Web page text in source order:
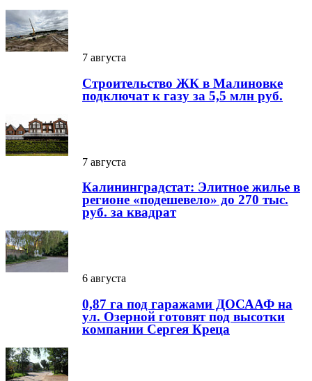
7 августа
Строительство ЖК в Малиновке
подключат к газу за 5,5 млн руб.
7 августа
Калининградстат: Элитное жилье в
регионе «подешевело» до 270 тыс.
руб. за квадрат
6 августа
0,87 га под гаражами ДОСААФ на
ул. Озерной готовят под высотки
компании Сергея Креца